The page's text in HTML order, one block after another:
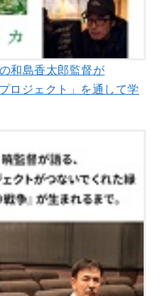
和島香太郎監督が
ロジェクト」を通して学